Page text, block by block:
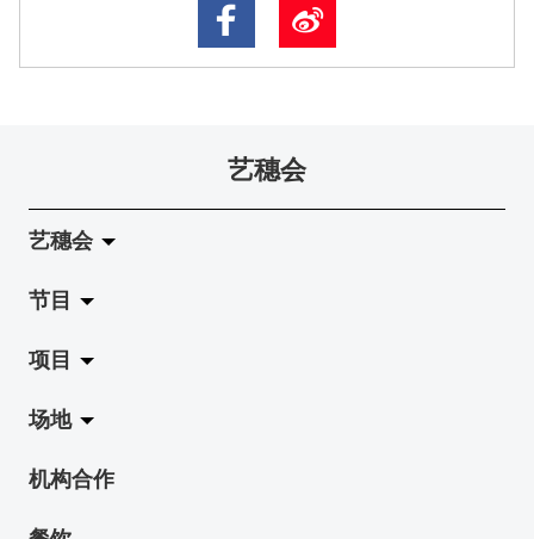
艺穗会
艺穗会
关于艺穗会
艺穗会的演化
使命与宗旨
艺穗会架构
节目
拉阔
展览
演出
项目
Jazz-Go-Central, Jazz-Go-Fringe
LPL
场地
陈丽玲划廊
机构合作